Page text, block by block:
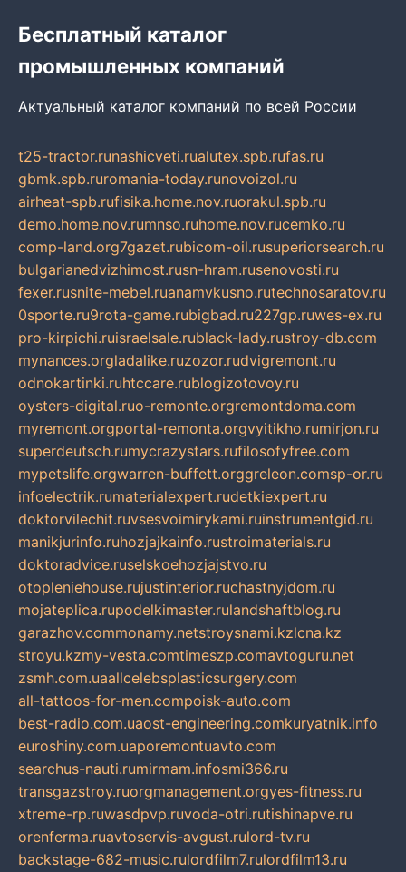
Бесплатный каталог
промышленных компаний
Актуальный каталог компаний по всей России
t25-tractor.runashicveti.rualutex.spb.rufas.ru
gbmk.spb.ruromania-today.runovoizol.ru
airheat-spb.rufisika.home.nov.ruorakul.spb.ru
demo.home.nov.rumnso.ruhome.nov.rucemko.ru
comp-land.org7gazet.rubicom-oil.rusuperiorsearch.ru
bulgarianedvizhimost.rusn-hram.rusenovosti.ru
fexer.rusnite-mebel.ruanamvkusno.rutechnosaratov.ru
0sporte.ru9rota-game.rubigbad.ru227gp.ruwes-ex.ru
pro-kirpichi.ruisraelsale.rublack-lady.rustroy-db.com
mynances.orgladalike.ruzozor.rudvigremont.ru
odnokartinki.ruhtccare.rublogizotovoy.ru
oysters-digital.ruo-remonte.orgremontdoma.com
myremont.orgportal-remonta.orgvyitikho.rumirjon.ru
superdeutsch.rumycrazystars.rufilosofyfree.com
mypetslife.orgwarren-buffett.orggreleon.comsp-or.ru
infoelectrik.rumaterialexpert.rudetkiexpert.ru
doktorvilechit.ruvsesvoimirykami.ruinstrumentgid.ru
manikjurinfo.ruhozjajkainfo.rustroimaterials.ru
doktoradvice.ruselskoehozjajstvo.ru
otopleniehouse.rujustinterior.ruchastnyjdom.ru
mojateplica.rupodelkimaster.rulandshaftblog.ru
garazhov.commonamy.netstroysnami.kzlcna.kz
stroyu.kzmy-vesta.comtimeszp.comavtoguru.net
zsmh.com.uaallcelebsplasticsurgery.com
all-tattoos-for-men.compoisk-auto.com
best-radio.com.uaost-engineering.comkuryatnik.info
euroshiny.com.uaporemontuavto.com
searchus-nauti.rumirmam.infosmi366.ru
transgazstroy.ruorgmanagement.orgyes-fitness.ru
xtreme-rp.ruwasdpvp.ruvoda-otri.rutishinapve.ru
orenferma.ruavtoservis-avgust.rulord-tv.ru
backstage-682-music.rulordfilm7.rulordfilm13.ru